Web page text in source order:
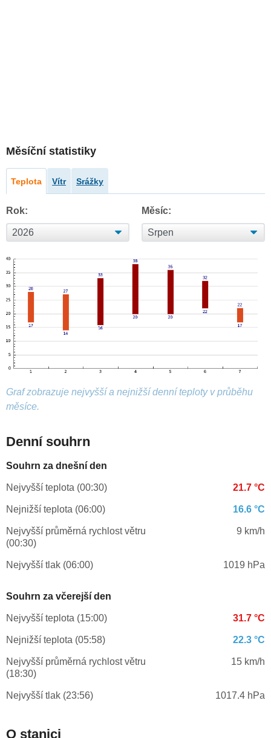
Měsíční statistiky
Teplota Vítr Srážky
Rok: Měsíc:
Graf zobrazuje nejvyšší a nejnižší denní teploty v průběhu
měsíce.
Denní souhrn
Souhrn za dnešní den
Nejvyšší teplota (00:30) 21.7 °C
Nejnižší teplota (06:00) 16.6 °C
Nejvyšší průměrná rychlost větru
(00:30)
9 km/h
Nejvyšší tlak (06:00) 1019 hPa
Souhrn za včerejší den
Nejvyšší teplota (15:00) 31.7 °C
Nejnižší teplota (05:58) 22.3 °C
Nejvyšší průměrná rychlost větru
(18:30)
15 km/h
Nejvyšší tlak (23:56) 1017.4 hPa
O stanici